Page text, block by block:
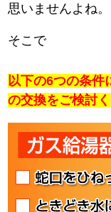
思いませんよね。
そこで
以下の6つの条件
の交換をご検討く